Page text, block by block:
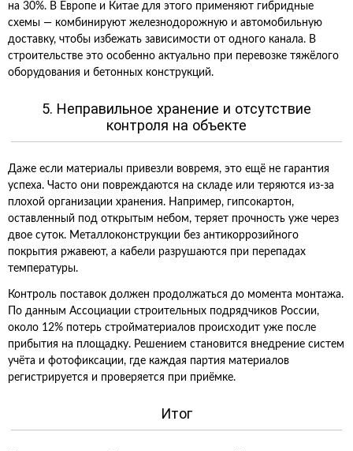
на 30%. В Европе и Китае для этого применяют гибридные
схемы — комбинируют железнодорожную и автомобильную
доставку, чтобы избежать зависимости от одного канала. В
строительстве это особенно актуально при перевозке тяжёлого
оборудования и бетонных конструкций.
5. Неправильное хранение и отсутствие
контроля на объекте
Даже если материалы привезли вовремя, это ещё не гарантия
успеха. Часто они повреждаются на складе или теряются из-за
плохой организации хранения. Например, гипсокартон,
оставленный под открытым небом, теряет прочность уже через
двое суток. Металлоконструкции без антикоррозийного
покрытия ржавеют, а кабели разрушаются при перепадах
температуры.
Контроль поставок должен продолжаться до момента монтажа.
По данным Ассоциации строительных подрядчиков России,
около 12% потерь стройматериалов происходит уже после
прибытия на площадку. Решением становится внедрение систем
учёта и фотофиксации, где каждая партия материалов
регистрируется и проверяется при приёмке.
Итог